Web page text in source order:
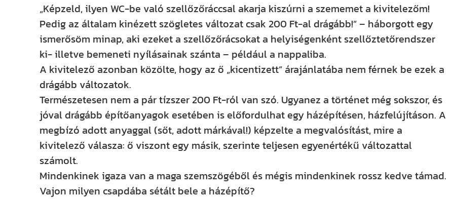
„Képzeld, ilyen WC-be való szellőzőráccsal akarja kiszúrni a szememet a kivitelezőm!
Pedig az általam kinézett szögletes változat csak 200 Ft-al drágább!” – háborgott egy
ismerősöm minap, aki ezeket a szellőzőrácsokat a helyiségenként szellőztetőrendszer
ki- illetve bemeneti nyílásainak szánta – például a nappaliba.
A kivitelező azonban közölte, hogy az ő „kicentizett” árajánlatába nem férnek be ezek a
drágább változatok.
Természetesen nem a pár tízszer 200 Ft-ról van szó. Ugyanez a történet még sokszor, és
jóval drágább építőanyagok esetében is előfordulhat egy házépítésen, házfelújításon. A
megbízó adott anyaggal (sőt, adott márkával!) képzelte a megvalósítást, mire a
kivitelező válasza: ő viszont egy másik, szerinte teljesen egyenértékű változattal
számolt.
Mindenkinek igaza van a maga szemszögéből és mégis mindenkinek rossz kedve támad.
Vajon milyen csapdába sétált bele a házépítő?